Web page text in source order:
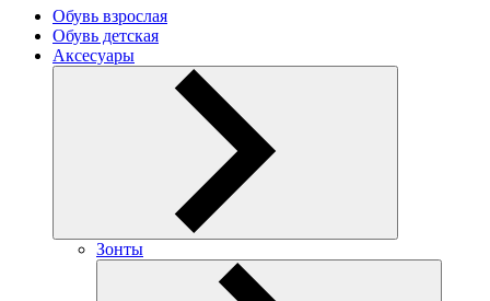
Обувь взрослая
Обувь детская
Аксесуары
Зонты